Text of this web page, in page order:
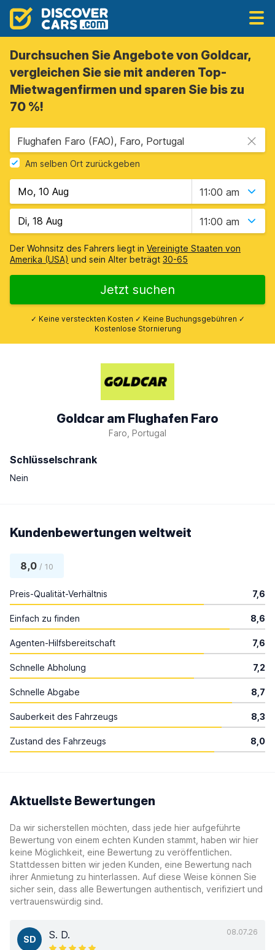
Durchsuchen Sie Angebote von Goldcar,
vergleichen Sie sie mit anderen Top-
Mietwagenfirmen und sparen Sie bis zu
70 %!
Flughafen Faro (FAO), Faro, Portugal
Am selben Ort zurückgeben
11:00 am
11:00 am
Der Wohnsitz des Fahrers liegt in Vereinigte Staaten von
Amerika (USA) und sein Alter beträgt 30-65
Jetzt suchen
✓ Keine versteckten Kosten ✓ Keine Buchungsgebühren ✓
Kostenlose Stornierung
Goldcar am Flughafen Faro
Faro, Portugal
Schlüsselschrank
Nein
Kundenbewertungen weltweit
8,0 / 10
Preis-Qualität-Verhältnis 7,6
Einfach zu finden 8,6
Agenten-Hilfsbereitschaft 7,6
Schnelle Abholung 7,2
Schnelle Abgabe 8,7
Sauberkeit des Fahrzeugs 8,3
Zustand des Fahrzeugs 8,0
Aktuellste Bewertungen
Da wir sicherstellen möchten, dass jede hier aufgeführte
Bewertung von einem echten Kunden stammt, haben wir hier
keine Möglichkeit, eine Bewertung zu veröffentlichen.
Stattdessen bitten wir jeden Kunden, eine Bewertung nach
ihrer Anmietung zu hinterlassen. Auf diese Weise können Sie
sicher sein, dass alle Bewertungen authentisch, verifiziert und
vertrauenswürdig sind.
08.07.26
SD S. D.